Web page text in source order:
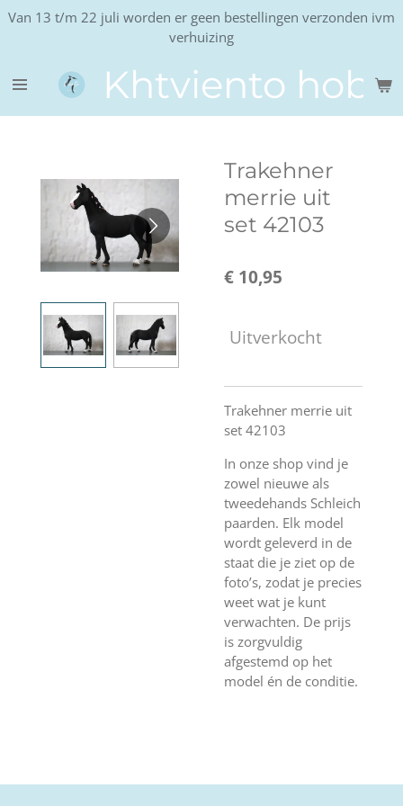
Ga
de
hoofdinhoud
Khtviento
Van 13 t/m 22 juli worden er geen bestellingen verzonden ivm
verhuizing
Trakehner
merrie uit
set 42103
€ 10,95
Uitverkocht
Trakehner merrie uit
set 42103
In onze shop vind je
zowel nieuwe als
tweedehands Schleich
paarden. Elk model
wordt geleverd in de
staat die je ziet op de
foto’s, zodat je precies
weet wat je kunt
verwachten. De prijs
is zorgvuldig
afgestemd op het
model én de conditie.